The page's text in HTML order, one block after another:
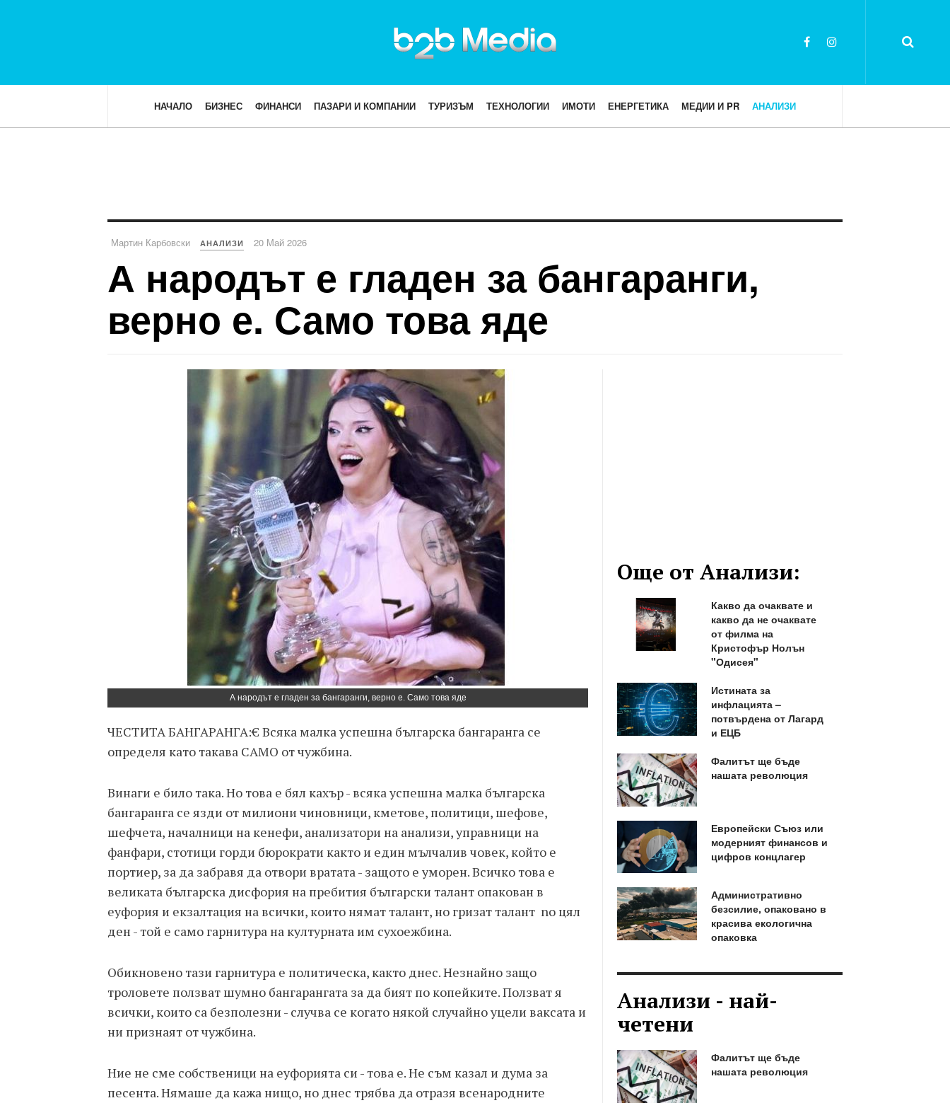
НАЧАЛО БИЗНЕС ФИНАНСИ ПАЗАРИ И КОМПАНИИ ТУРИЗЪМ ТЕХНОЛОГИИ ИМОТИ ЕНЕРГЕТИКА МЕДИИ И PR АНАЛИЗИ
Мартин Карбовски АНАЛИЗИ 20 Май 2026
А народът е гладен за бангаранги,
верно е. Само това яде
А народът е гладен за бангаранги, верно е. Само това яде
ЧЕСТИТА БАНГАРАНГА:€ Всяка малка успешна българска бангаранга се
определя като такава САМО от чужбина.
Винаги е било така. Но това е бял кахър - всяка успешна малка българска
бангаранга се язди от милиони чиновници, кметове, политици, шефове,
шефчета, началници на кенефи, анализатори на анализи, управници на
фанфари, стотици горди бюрократи както и един мълчалив човек, който е
портиер, за да забравя да отвори вратата - защото е уморен. Всичко това е
великата българска дисфория на пребития български талант опакован в
еуфория и екзалтация на всички, които нямат талант, но гризат талант no цял
ден - той е само гарнитура на културната им сухоежбина.
Обикновено тази гарнитура е политическа, както днес. Незнайно защо
троловете ползват шумно бангарангата за да бият по копейките. Ползват я
всички, които са безполезни - случва се когато някой случайно уцели ваксата и
ни признаят от чужбина.
Ние не сме собственици на еуфорията си - това е. Не съм казал и дума за
песента. Нямаше да кажа нищо, но днес трябва да отразя всенародните
Още от Анализи:
Какво да очаквате и
какво да не очаквате
от филма на
Кристофър Нолън
"Одисея"
Истината за
инфлацията –
потвърдена от Лагард
и ЕЦБ
Фалитът ще бъде
нашата революция
Европейски Съюз или
модерният финансов и
цифров концлагер
Административно
безсилие, опаковано в
красива екологична
опаковка
Анализи - най-
четени
Фалитът ще бъде
нашата революция